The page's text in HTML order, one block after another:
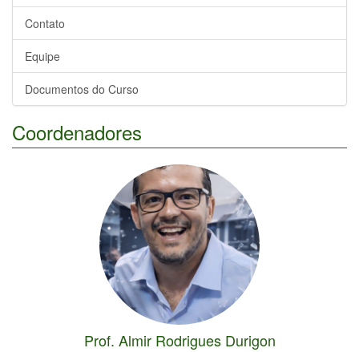
Contato
Equipe
Documentos do Curso
Coordenadores
Prof. Almir Rodrigues Durigon